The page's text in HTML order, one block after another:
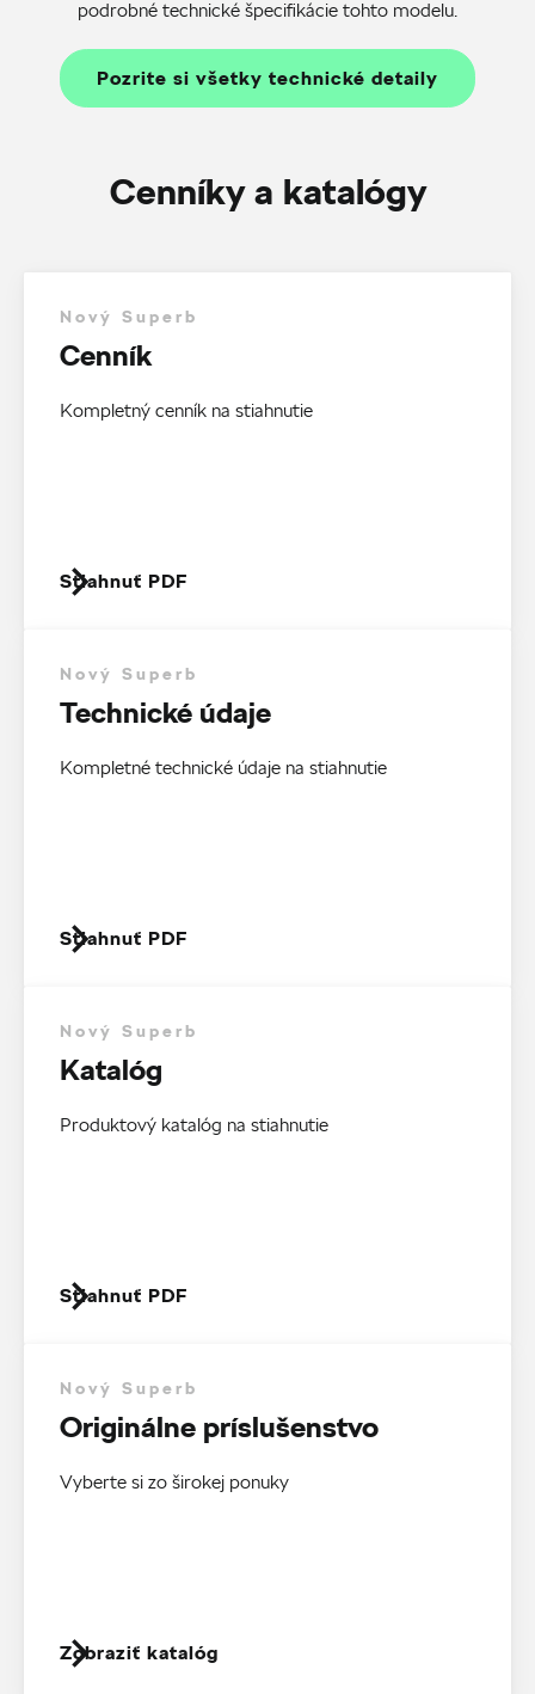
podrobné technické špecifikácie tohto modelu.
Pozrite si všetky technické detaily
Cenníky a katalógy
Nový Superb
Cenník
Kompletný cenník na stiahnutie
Stiahnuť PDF
Nový Superb
Technické údaje
Kompletné technické údaje na stiahnutie
Stiahnuť PDF
Nový Superb
Katalóg
Produktový katalóg na stiahnutie
Stiahnuť PDF
Nový Superb
Originálne príslušenstvo
Vyberte si zo širokej ponuky
Zobraziť katalóg